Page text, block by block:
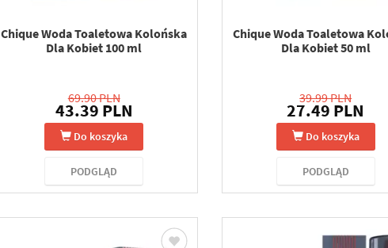
Chique Woda Toaletowa Kolońska
Dla Kobiet 100 ml
69.90 PLN
43.39 PLN
Do koszyka
PODGLĄD
Chique Woda Toaletowa
Dla Kobiet 50 ml
39.99 PLN
27.49 PLN
Do koszyka
PODGLĄD